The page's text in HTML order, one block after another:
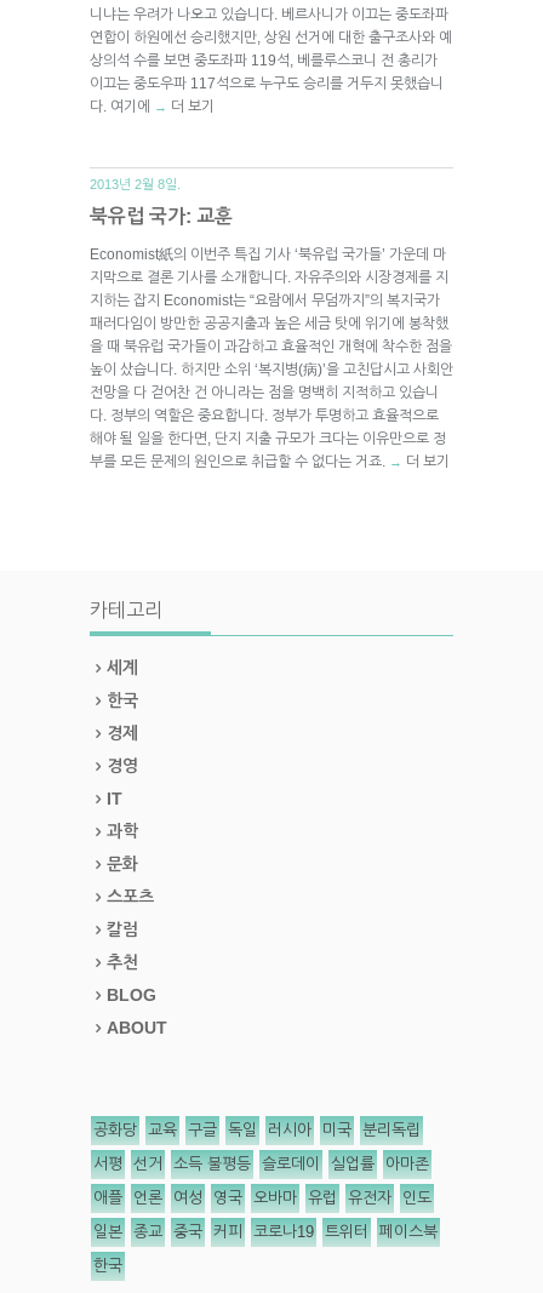
니냐는 우려가 나오고 있습니다. 베르사니가 이끄는 중도좌파
연합이 하원에선 승리했지만, 상원 선거에 대한 출구조사와 예
상의석 수를 보면 중도좌파 119석, 베를루스코니 전 총리가
이끄는 중도우파 117석으로 누구도 승리를 거두지 못했습니
다. 여기에
→ 더 보기
2013년 2월 8일.
북유럽 국가: 교훈
Economist紙의 이번주 특집 기사 ‘북유럽 국가들’ 가운데 마
지막으로 결론 기사를 소개합니다. 자유주의와 시장경제를 지
지하는 잡지 Economist는 “요람에서 무덤까지”의 복지국가
패러다임이 방만한 공공지출과 높은 세금 탓에 위기에 봉착했
을 때 북유럽 국가들이 과감하고 효율적인 개혁에 착수한 점을
높이 샀습니다. 하지만 소위 ‘복지병(病)’을 고친답시고 사회안
전망을 다 걷어찬 건 아니라는 점을 명백히 지적하고 있습니
다. 정부의 역할은 중요합니다. 정부가 투명하고 효율적으로
해야 될 일을 한다면, 단지 지출 규모가 크다는 이유만으로 정
부를 모든 문제의 원인으로 취급할 수 없다는 거죠.
→ 더 보기
카테고리
세계
한국
경제
경영
IT
과학
문화
스포츠
칼럼
추천
BLOG
ABOUT
공화당 교육 구글 독일 러시아 미국 분리독립
서평 선거 소득 불평등 슬로데이 실업률 아마존
애플 언론 여성 영국 오바마 유럽 유전자 인도
일본 종교 중국 커피 코로나19 트위터 페이스북
한국